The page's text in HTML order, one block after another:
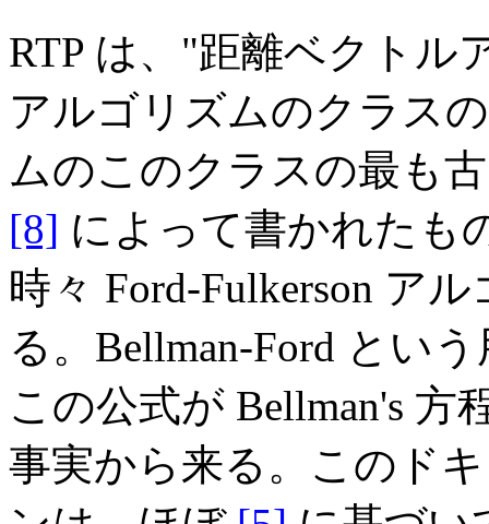
RTP は、"距離ベクトル
アルゴリズムのクラス
ムのこのクラスの最も
[8] によって書かれたも
時々 Ford-Fulkerson ア
る。Bellman-Ford とい
この公式が Bellman's 方
事実から来る。このド